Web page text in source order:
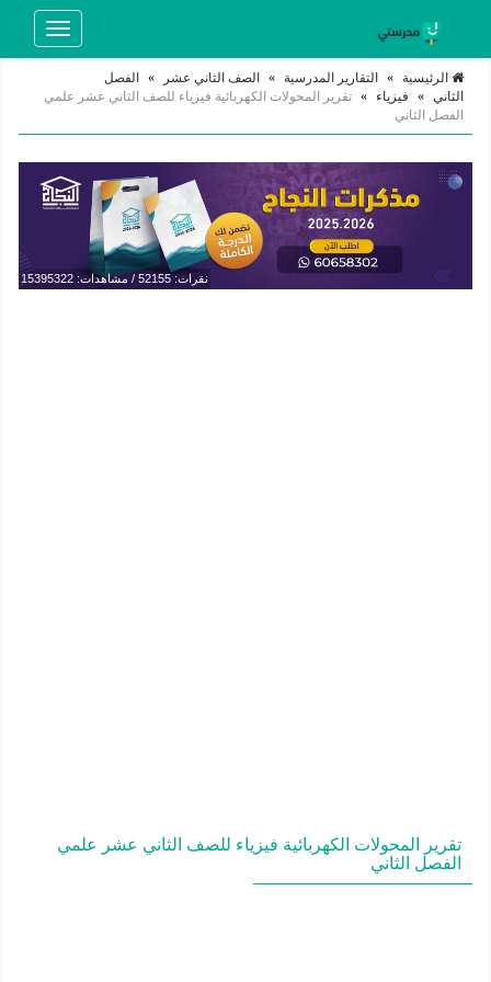
Toggle
الرئيسية » التقارير المدرسية » الصف الثاني عشر »
الفصل
الثاني » فيزياء » تقرير المحولات الكهربائية فيزياء للصف الثاني عشر علمي
الفصل الثاني
نقرات: 52155 / مشاهدات: 15395322
تقرير المحولات الكهربائية فيزياء للصف الثاني عشر علمي
الفصل الثاني